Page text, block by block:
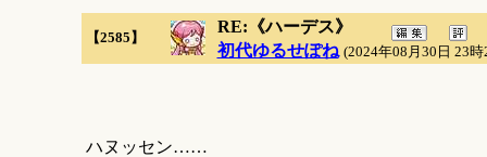
【2585】
RE:《ハーデス》
初代ゆるせぽね (2024年08月30日 23時
ハヌッセン……